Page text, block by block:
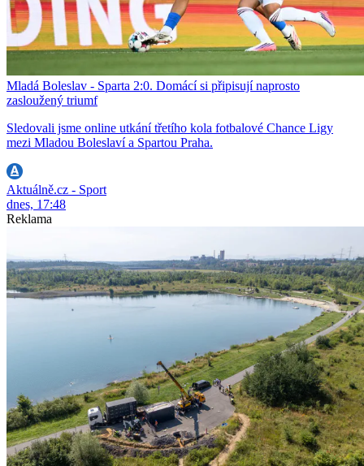
Mladá Boleslav - Sparta 2:0. Domácí si připisují naprosto
zasloužený triumf
Sledovali jsme online utkání třetího kola fotbalové Chance Ligy
mezi Mladou Boleslaví a Spartou Praha.
Aktuálně.cz - Sport
dnes, 17:48
Reklama